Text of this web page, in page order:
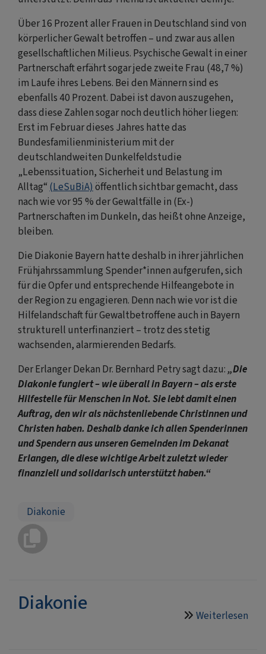
Über 16 Prozent aller Frauen in Deutschland sind von
körperlicher Gewalt betroffen – und zwar aus allen
gesellschaftlichen Milieus. Psychische Gewalt in einer
Partnerschaft erfährt sogar jede zweite Frau (48,7 %)
im Laufe ihres Lebens. Bei den Männern sind es
ebenfalls 40 Prozent. Dabei ist davon auszugehen,
dass diese Zahlen sogar noch deutlich höher liegen:
Erst im Februar dieses Jahres hatte das
Bundesfamilienministerium mit der
deutschlandweiten Dunkelfeldstudie
„Lebenssituation, Sicherheit und Belastung im
Alltag“ (LeSuBiA) öffentlich sichtbar gemacht, dass
nach wie vor 95 % der Gewaltfälle in (Ex-)
Partnerschaften im Dunkeln, das heißt ohne Anzeige,
bleiben.
Die Diakonie Bayern hatte deshalb in ihrer jährlichen
Frühjahrssammlung Spender*innen aufgerufen, sich
für die Opfer und entsprechende Hilfeangebote in
der Region zu engagieren. Denn nach wie vor ist die
Hilfelandschaft für Gewaltbetroffene auch in Bayern
strukturell unterfinanziert – trotz des stetig
wachsenden, alarmierenden Bedarfs.
Der Erlanger Dekan Dr. Bernhard Petry sagt dazu: „Die
Diakonie fungiert – wie überall in Bayern – als erste
Hilfestelle für Menschen in Not. Sie lebt damit einen
Auftrag, den wir als nächstenliebende Christinnen und
Christen haben. Deshalb danke ich allen Spenderinnen
und Spendern aus unseren Gemeinden im Dekanat
Erlangen, die diese wichtige Arbeit zuletzt wieder
finanziell und solidarisch unterstützt haben.“
Diakonie
Diakonie
Weiterlesen